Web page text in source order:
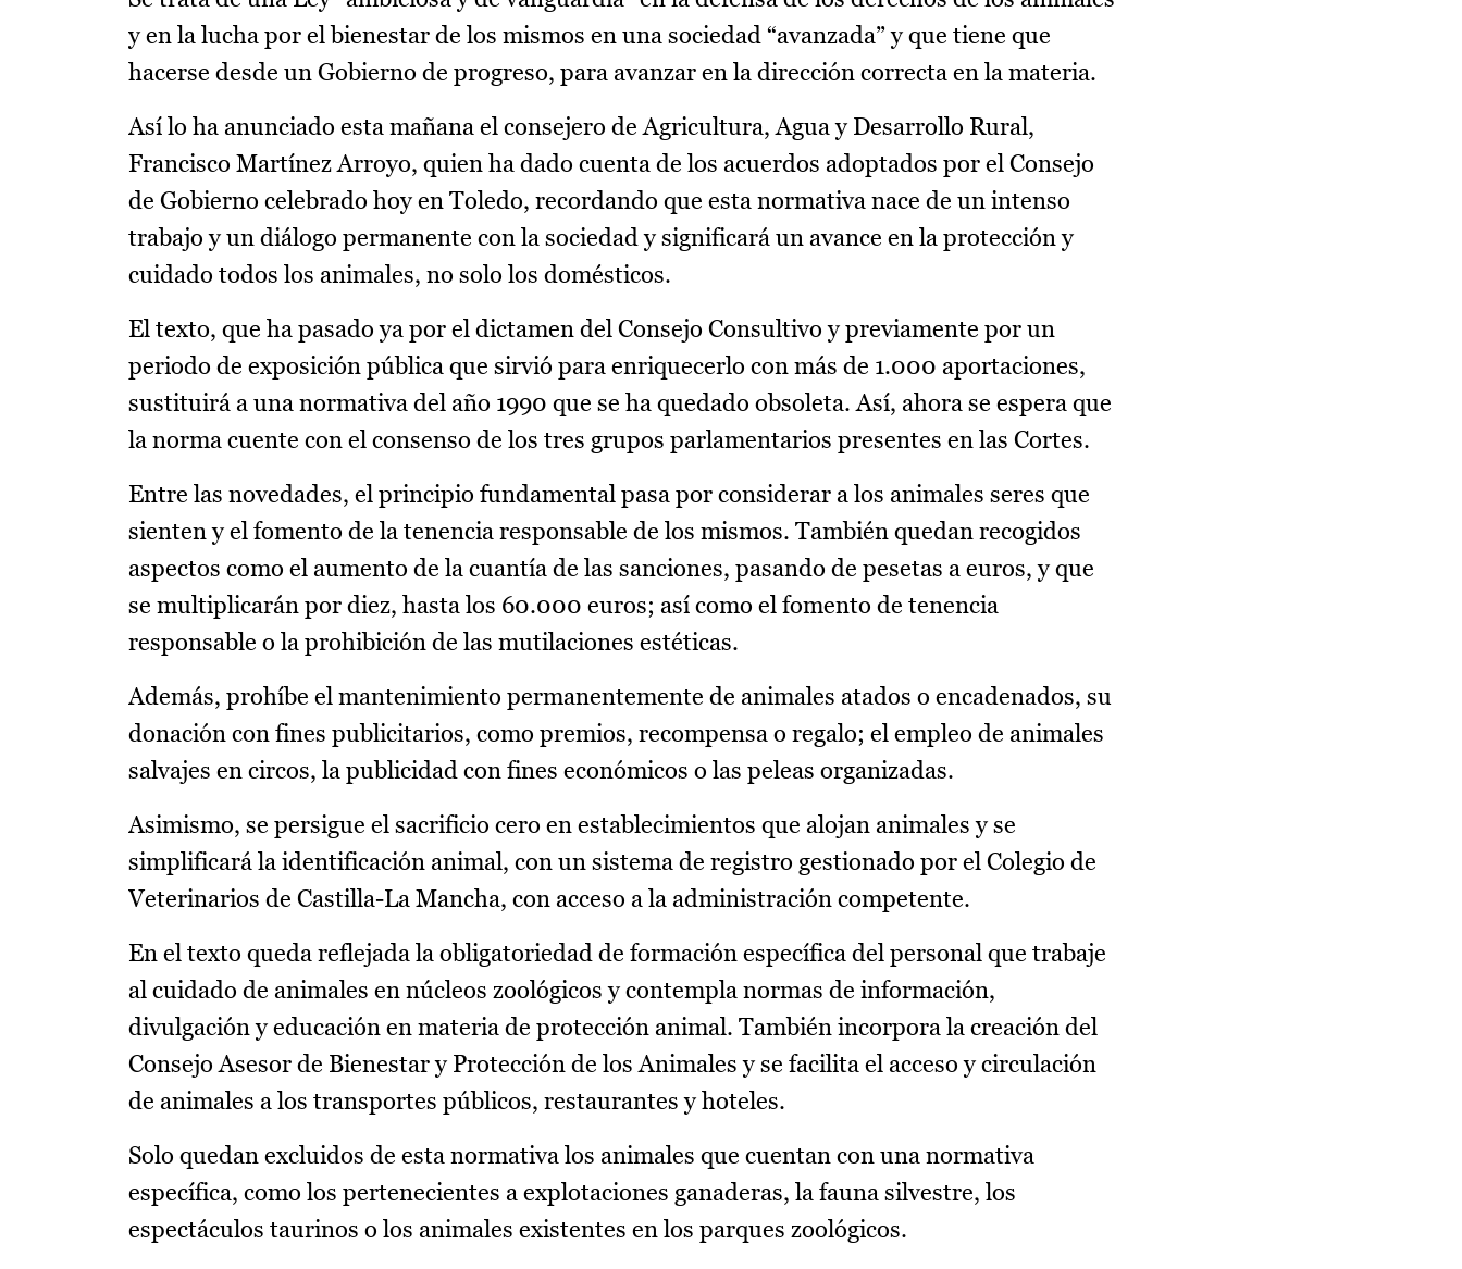
y en la lucha por el bienestar de los mismos en una sociedad “avanzada” y que tiene que
hacerse desde un Gobierno de progreso, para avanzar en la dirección correcta en la materia.
Así lo ha anunciado esta mañana el consejero de Agricultura, Agua y Desarrollo Rural,
Francisco Martínez Arroyo, quien ha dado cuenta de los acuerdos adoptados por el Consejo
de Gobierno celebrado hoy en Toledo, recordando que esta normativa nace de un intenso
trabajo y un diálogo permanente con la sociedad y significará un avance en la protección y
cuidado todos los animales, no solo los domésticos.
El texto, que ha pasado ya por el dictamen del Consejo Consultivo y previamente por un
periodo de exposición pública que sirvió para enriquecerlo con más de 1.000 aportaciones,
sustituirá a una normativa del año 1990 que se ha quedado obsoleta. Así, ahora se espera que
la norma cuente con el consenso de los tres grupos parlamentarios presentes en las Cortes.
Entre las novedades, el principio fundamental pasa por considerar a los animales seres que
sienten y el fomento de la tenencia responsable de los mismos. También quedan recogidos
aspectos como el aumento de la cuantía de las sanciones, pasando de pesetas a euros, y que
se multiplicarán por diez, hasta los 60.000 euros; así como el fomento de tenencia
responsable o la prohibición de las mutilaciones estéticas.
Además, prohíbe el mantenimiento permanentemente de animales atados o encadenados, su
donación con fines publicitarios, como premios, recompensa o regalo; el empleo de animales
salvajes en circos, la publicidad con fines económicos o las peleas organizadas.
Asimismo, se persigue el sacrificio cero en establecimientos que alojan animales y se
simplificará la identificación animal, con un sistema de registro gestionado por el Colegio de
Veterinarios de Castilla-La Mancha, con acceso a la administración competente.
En el texto queda reflejada la obligatoriedad de formación específica del personal que trabaje
al cuidado de animales en núcleos zoológicos y contempla normas de información,
divulgación y educación en materia de protección animal. También incorpora la creación del
Consejo Asesor de Bienestar y Protección de los Animales y se facilita el acceso y circulación
de animales a los transportes públicos, restaurantes y hoteles.
Solo quedan excluidos de esta normativa los animales que cuentan con una normativa
específica, como los pertenecientes a explotaciones ganaderas, la fauna silvestre, los
espectáculos taurinos o los animales existentes en los parques zoológicos.